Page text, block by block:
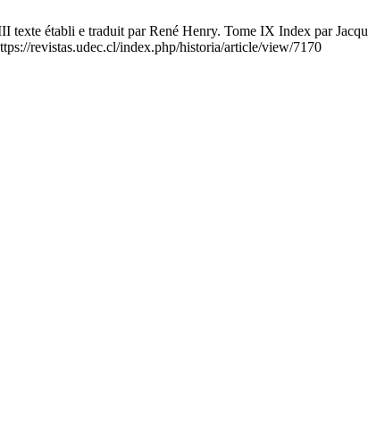
établi e traduit par René Henry. Tome IX Index par
revistas.udec.cl/index.php/historia/article/view/7170